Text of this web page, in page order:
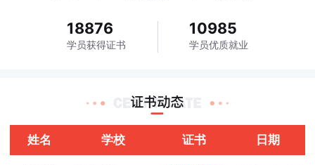
18876
学员获得证书
10985
学员优质就业
姓名 学校 证书 日期